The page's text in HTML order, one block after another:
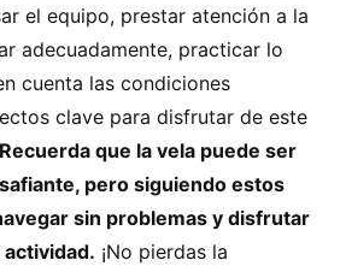
el equipo, prestar atención a la
adecuadamente, practicar lo
cuenta las condiciones
clave para disfrutar de este
Recuerda que la vela puede ser
pero siguiendo estos
sin problemas y disfrutar
¡No pierdas la